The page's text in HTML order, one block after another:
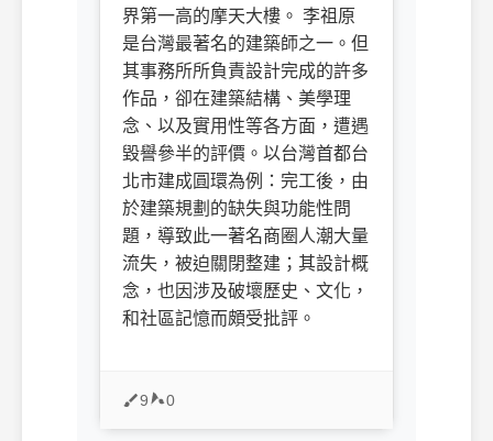
界第一高的摩天大樓。 李祖原
是台灣最著名的建築師之一。但
其事務所所負責設計完成的許多
作品，卻在建築結構、美學理
念、以及實用性等各方面，遭遇
毀譽參半的評價。以台灣首都台
北市建成圓環為例：完工後，由
於建築規劃的缺失與功能性問
題，導致此一著名商圈人潮大量
流失，被迫關閉整建；其設計概
念，也因涉及破壞歷史、文化，
和社區記憶而頗受批評。
9 0